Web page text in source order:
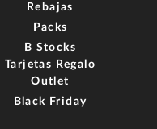
Rebajas
Packs
B Stocks
Tarjetas Regalo
Outlet
Black Friday